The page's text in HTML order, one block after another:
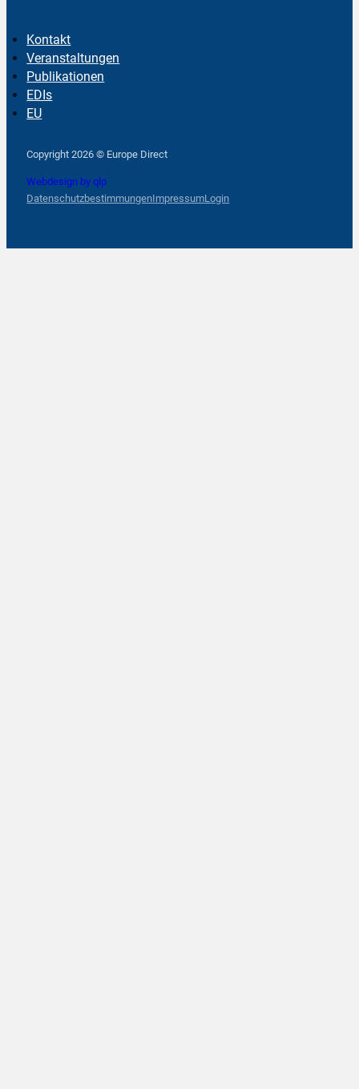
Kontakt
Veranstaltungen
Publikationen
EDIs
EU
Copyright 2026 © Europe Direct
Webdesign by qlp
DatenschutzbestimmungenImpressumLogin